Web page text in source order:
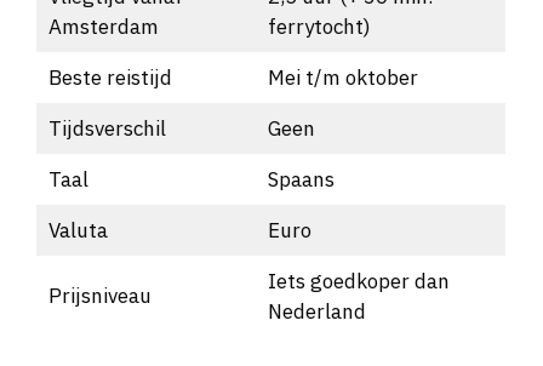
Amsterdam
ferrytocht)
Beste reistijd
Mei t/m oktober
Tijdsverschil
Geen
Taal
Spaans
Valuta
Euro
Prijsniveau
Iets goedkoper dan
Nederland